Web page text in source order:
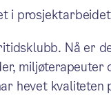
i
Nå er
hevet kvaliteten